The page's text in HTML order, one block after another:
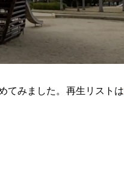
てみました。再生リストは